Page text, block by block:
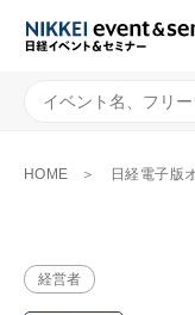
HOME 日経電子版オンラインセミナー 【エクスペリ
経営者